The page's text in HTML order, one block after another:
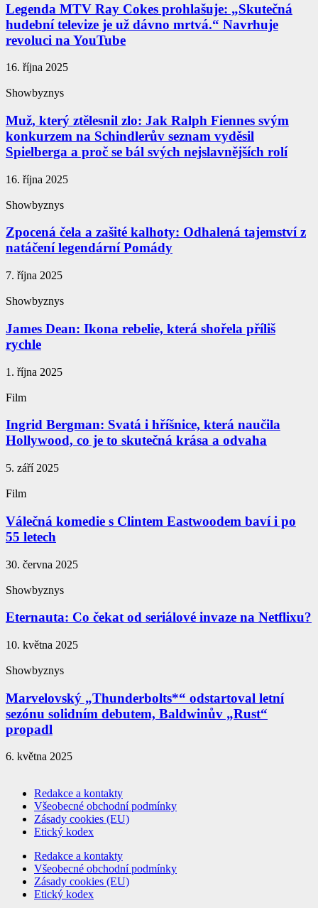
Legenda MTV Ray Cokes prohlašuje: „Skutečná
hudební televize je už dávno mrtvá.“ Navrhuje
revoluci na YouTube
16. října 2025
Showbyznys
Muž, který ztělesnil zlo: Jak Ralph Fiennes svým
konkurzem na Schindlerův seznam vyděsil
Spielberga a proč se bál svých nejslavnějších rolí
16. října 2025
Showbyznys
Zpocená čela a zašité kalhoty: Odhalená tajemství z
natáčení legendární Pomády
7. října 2025
Showbyznys
James Dean: Ikona rebelie, která shořela příliš
rychle
1. října 2025
Film
Ingrid Bergman: Svatá i hříšnice, která naučila
Hollywood, co je to skutečná krása a odvaha
5. září 2025
Film
Válečná komedie s Clintem Eastwoodem baví i po
55 letech
30. června 2025
Showbyznys
Eternauta: Co čekat od seriálové invaze na Netflixu?
10. května 2025
Showbyznys
Marvelovský „Thunderbolts*“ odstartoval letní
sezónu solidním debutem, Baldwinův „Rust“
propadl
6. května 2025
Redakce a kontakty
Všeobecné obchodní podmínky
Zásady cookies (EU)
Etický kodex
Redakce a kontakty
Všeobecné obchodní podmínky
Zásady cookies (EU)
Etický kodex